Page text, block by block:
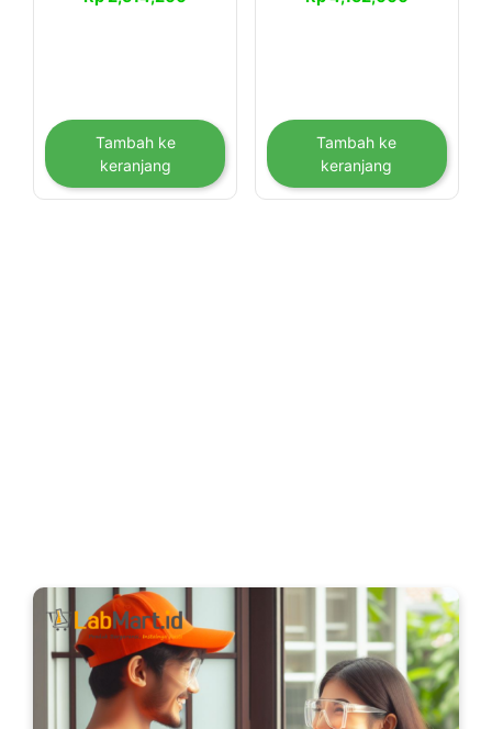
Tambah ke
keranjang
Tambah ke
keranjang